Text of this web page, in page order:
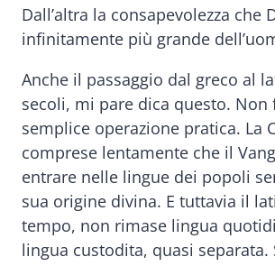
Dall’altra la consapevolezza che
infinitamente più grande
Anche il passaggio dal greco al
secoli, mi pare dica questo. Non
semplice operazione pratica. La
comprese lentamente che il
entrare nelle lingue dei popoli
sua origine divina. E tuttavia il
tempo, non rimase lingua
lingua custodita, quasi separata.